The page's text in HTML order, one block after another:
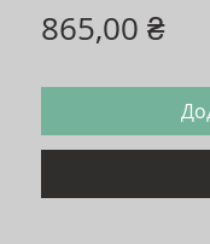
865,00 ₴Ціна